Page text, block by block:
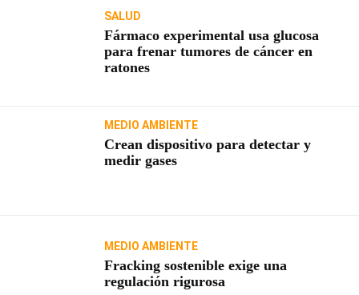
SALUD
Fármaco experimental usa glucosa
para frenar tumores de cáncer en
ratones
MEDIO AMBIENTE
Crean dispositivo para detectar y
medir gases
MEDIO AMBIENTE
Fracking sostenible exige una
regulación rigurosa